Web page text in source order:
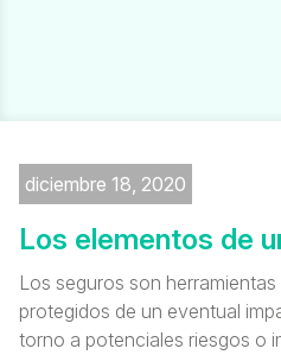
diciembre 18, 2020
Los elementos de
Los seguros son
protegidos de un eventual
torno a potenciales riesgos o